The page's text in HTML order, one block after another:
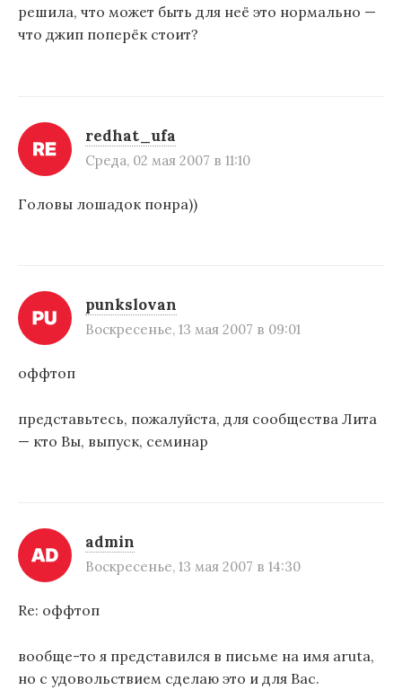
решила, что может быть для неё это нормально —
что джип поперёк стоит?
redhat_ufa
Среда, 02 мая 2007 в 11:10
Головы лошадок понра))
punkslovan
Воскресенье, 13 мая 2007 в 09:01
оффтоп
представьтесь, пожалуйста, для сообщества Лита
— кто Вы, выпуск, семинар
admin
Воскресенье, 13 мая 2007 в 14:30
Re: оффтоп
вообще-то я представился в письме на имя aruta,
но с удовольствием сделаю это и для Вас.